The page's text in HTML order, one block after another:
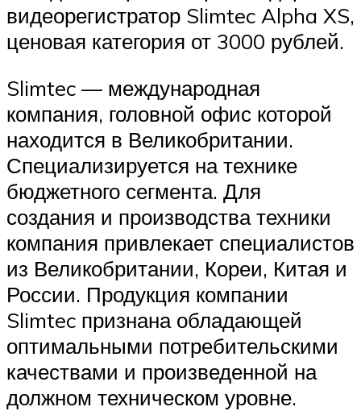
видеорегистратор Slimtec Alpha XS,
ценовая категория от 3000 рублей.
Slimtec — международная
компания, головной офис которой
находится в Великобритании.
Специализируется на технике
бюджетного сегмента. Для
создания и производства техники
компания привлекает специалистов
из Великобритании, Кореи, Китая и
России. Продукция компании
Slimtec признана обладающей
оптимальными потребительскими
качествами и произведенной на
должном техническом уровне.